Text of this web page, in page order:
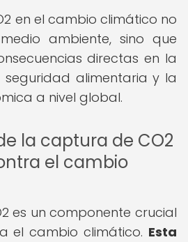
en el cambio climático no
ambiente, sino que
directas en la
alimentaria y la
a nivel global.
la captura de CO2
el cambio
es un componente crucial
el cambio climático. Esta